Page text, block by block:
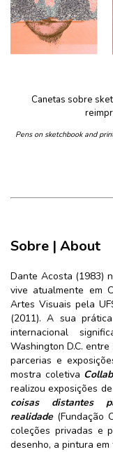
Canetas sobre
Pens on sketchbook and
Sobre | About
Dante Acosta (1983)
vive atualmente em
Artes Visuais pela
(2011). A sua
internacional
Washington D.C.
parcerias e
mostra coletiva Collab
realizou exposições
coisas distantes
realidade(Fundação
coleções privadas e
desenho, a pintura